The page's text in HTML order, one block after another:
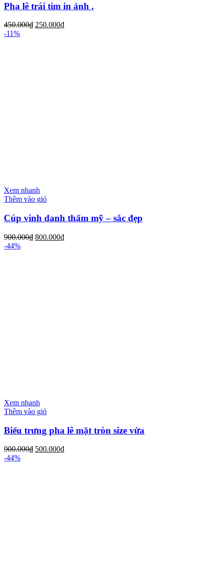
Pha lê trái tim in ảnh .
450.000₫ 250.000₫
-11%
Xem nhanh
Thêm vào giỏ
Cúp vinh danh thẩm mỹ – sắc đẹp
900.000₫ 800.000₫
-44%
Xem nhanh
Thêm vào giỏ
Biểu trưng pha lê mặt tròn size vừa
900.000₫ 500.000₫
-44%